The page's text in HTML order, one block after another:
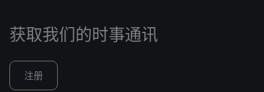
获取我们的时事通讯
注册